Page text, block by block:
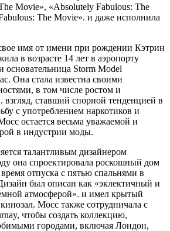
Movie», «Absolutely Fabulous: The
The Movie». и даже исполнила
имя от имени при рождении Кэтрин
в возрасте 14 лет в аэропорту
Storm Model
Она стала известна своими
в том числе ростом и
ставший спорной тенденцией в
с употреблением наркотиков и
остается весьма уважаемой и
в индустрии моды.
талантливым дизайнером
она спроектировала роскошный дом
отпуска с пятью спальнями в
был описан как «эклектичный и
атмосферой». и имел крытый
Мосс также сотрудничала с
чтобы создать коллекцию,
городами, включая Лондон,